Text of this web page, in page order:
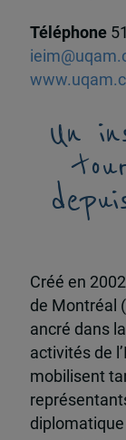
Téléphone
Un
Créé en
de Montréal
ancré dans
activités de
mobilisent